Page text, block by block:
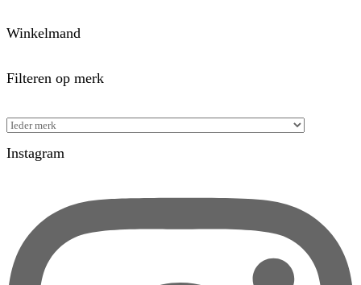
Winkelmand
Filteren op merk
Instagram